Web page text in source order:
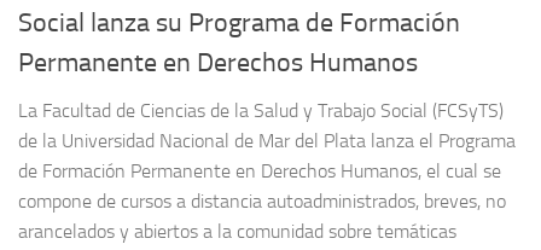
Social lanza su Programa de Formación
Permanente en Derechos Humanos
La Facultad de Ciencias de la Salud y Trabajo Social (FCSyTS)
de la Universidad Nacional de Mar del Plata lanza el Programa
de Formación Permanente en Derechos Humanos, el cual se
compone de cursos a distancia autoadministrados, breves, no
arancelados y abiertos a la comunidad sobre temáticas